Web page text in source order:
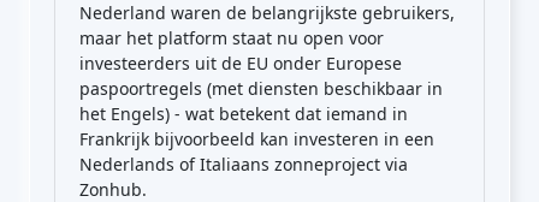
Nederland waren de belangrijkste gebruikers,
maar het platform staat nu open voor
investeerders uit de EU onder Europese
paspoortregels (met diensten beschikbaar in
het Engels) - wat betekent dat iemand in
Frankrijk bijvoorbeeld kan investeren in een
Nederlands of Italiaans zonneproject via
Zonhub.